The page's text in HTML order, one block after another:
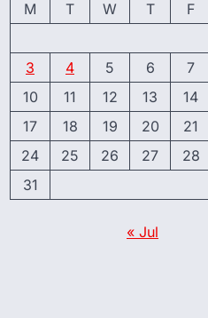
M
T W T F
3 4 5 6
7
10
11 12 13
14
17
18 19 20
21
24
25 26 27
28
31
« Jul